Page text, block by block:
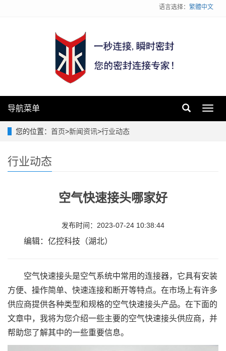
语言选择： 繁體中文
导航菜单
您的位置： 首页>新闻资讯>行业动态
行业动态
空气快速接头哪家好
发布时间：2023-07-24 10:38:44
编辑：亿控科技（湖北）
空气快速接头是空气系统中常用的连接器，它具有安装
方便、操作简单、快速连接和断开等特点。在市场上有许多
供应商提供各种类型和规格的空气快速接头产品。在下面的
文章中，我将为您介绍一些主要的空气快速接头供应商，并
帮助您了解其中的一些重要信息。